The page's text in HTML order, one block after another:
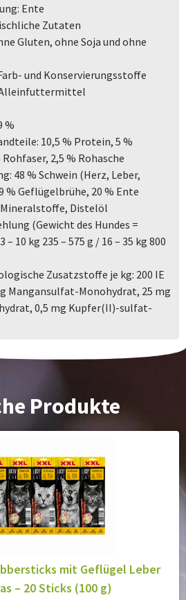
Ente
Zutaten
Gluten, ohne Soja und ohne
und Konservierungsstoffe
%
10,5 % Protein, 5 %
2,5 % Rohasche
48 % Schwein (Herz, Leber,
% Geflügelbrühe, 20 % Ente
Mineralstoffe, Distelöl
(Gewicht des Hundes =
– 10 kg 235 – 575 g / 16 – 35 kg 800
Zusatzstoffe je kg: 200 IE
Mangansulfat-Monohydrat, 25 mg
0,5 mg Kupfer(II)-sulfat-
Produkte
mit Geflügel Leber
– 20 Sticks (100 g)